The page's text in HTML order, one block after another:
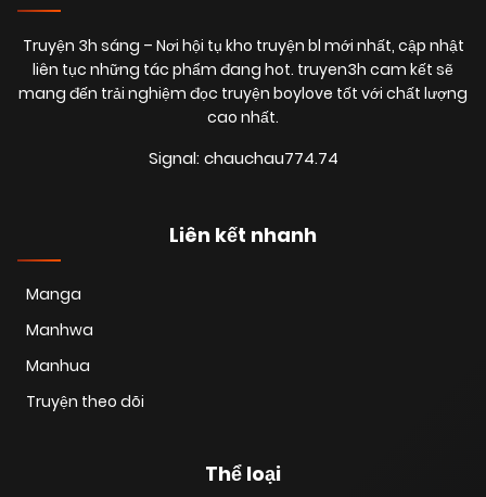
Truyện 3h sáng – Nơi hội tụ kho truyện bl mới nhất, cập nhật
liên tục những tác phẩm đang hot. truyen3h cam kết sẽ
mang đến trải nghiệm đọc truyện boylove tốt với chất lượng
cao nhất.
Signal: chauchau774.74
Liên kết nhanh
Manga
Manhwa
Manhua
Truyện theo dõi
Thể loại